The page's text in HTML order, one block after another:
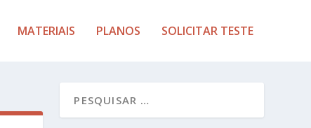
MATERIAIS PLANOS SOLICITAR TESTE